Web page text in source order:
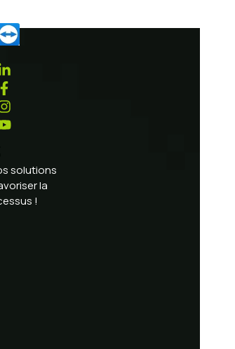
solutions
la
!